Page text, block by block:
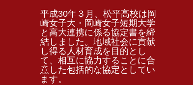
平成30年３月、松平高校は岡
崎女子大・岡崎女子短期大学
と高大連携に係る協定書を締
結しました。地域社会に貢献
し得る人材育成を目的とし
て、相互に協力することに合
意した包括的な協定としてい
ます。